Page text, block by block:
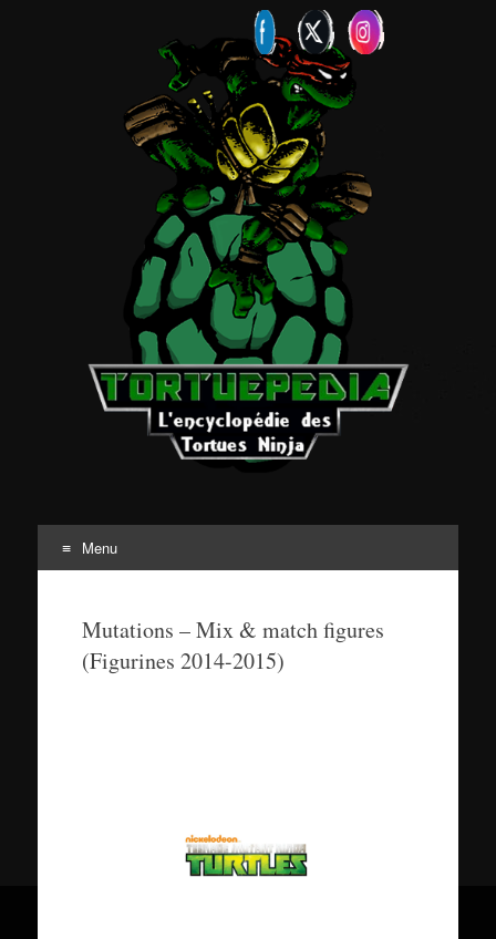
Menu
Mutations – Mix & match figures
(Figurines 2014-2015)